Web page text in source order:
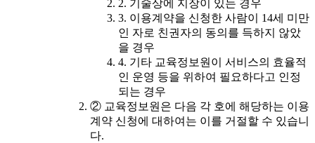
2. 기술상에 지장이 있는 경우
3. 이용계약을 신청한 사람이 14세 미만
인 자로 친권자의 동의를 득하지 않았
을 경우
4. 기타 교육정보원이 서비스의 효율적
인 운영 등을 위하여 필요하다고 인정
되는 경우
② 교육정보원은 다음 각 호에 해당하는 이용
계약 신청에 대하여는 이를 거절할 수 있습니
다.